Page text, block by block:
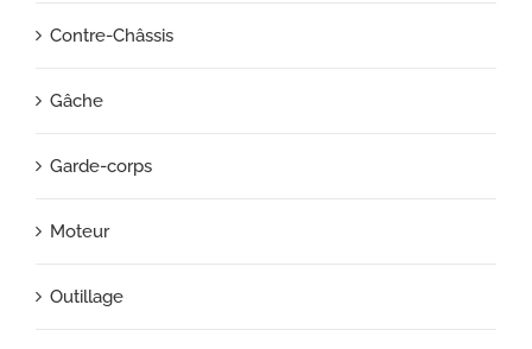
Contre-Châssis
Gâche
Garde-corps
Moteur
Outillage